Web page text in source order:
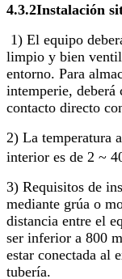
4.3.2Instalación
1) El equipo
limpio y bien
entorno. Para
intemperie,
contacto directo
2) La temperatura
interior es de 2 ~
3) Requisitos de
mediante grúa o
distancia entre el
ser inferior a 800
estar conectada al
tubería.